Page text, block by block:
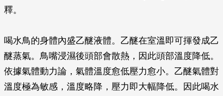
釋。
喝水鳥的身體內盛乙醚液體。乙醚在室溫即可揮發成乙
醚蒸氣。鳥嘴浸濕後頭部會散熱，因此頭部溫度降低。
依據氣體動力論，氣體溫度愈低壓力愈小。乙醚氣體對
溫度極為敏感，溫度略降，壓力即大幅降低。因此喝水